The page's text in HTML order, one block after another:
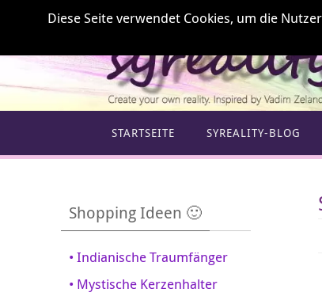
STARTSEITE SYREALITY-BLOG
Shopping Ideen 🙂
• Indianische Traumfänger
• Mystische Kerzenhalter
Diese Seite verwendet Cookies, um die